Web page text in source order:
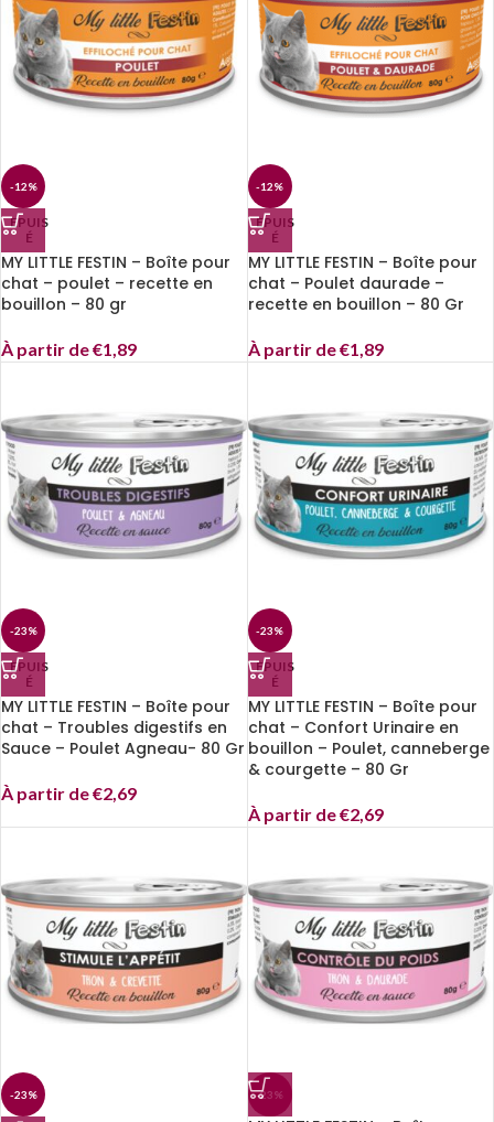
-12%
EPUIS
É
MY LITTLE FESTIN – Boîte pour
chat – poulet – recette en
bouillon – 80 gr
À partir de€1,89
-12%
EPUIS
É
MY LITTLE FESTIN – Boîte pour
chat – Poulet daurade –
recette en bouillon – 80 Gr
À partir de€1,89
-23%
EPUIS
É
MY LITTLE FESTIN – Boîte pour
chat – Troubles digestifs en
Sauce – Poulet Agneau- 80 Gr
À partir de€2,69
-23%
EPUIS
É
MY LITTLE FESTIN – Boîte pour
chat – Confort Urinaire en
bouillon – Poulet, canneberge
& courgette – 80 Gr
À partir de€2,69
-23% -23%